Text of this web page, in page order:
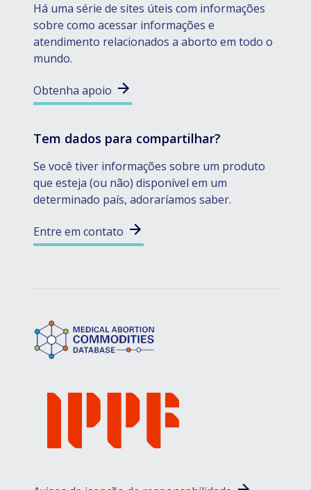
Há uma série de sites úteis com informações
sobre como acessar informações e
atendimento relacionados a aborto em todo o
mundo.
Obtenha apoio
Tem dados para compartilhar?
Se você tiver informações sobre um produto
que esteja (ou não) disponível em um
determinado país, adoraríamos saber.
Entre em contato